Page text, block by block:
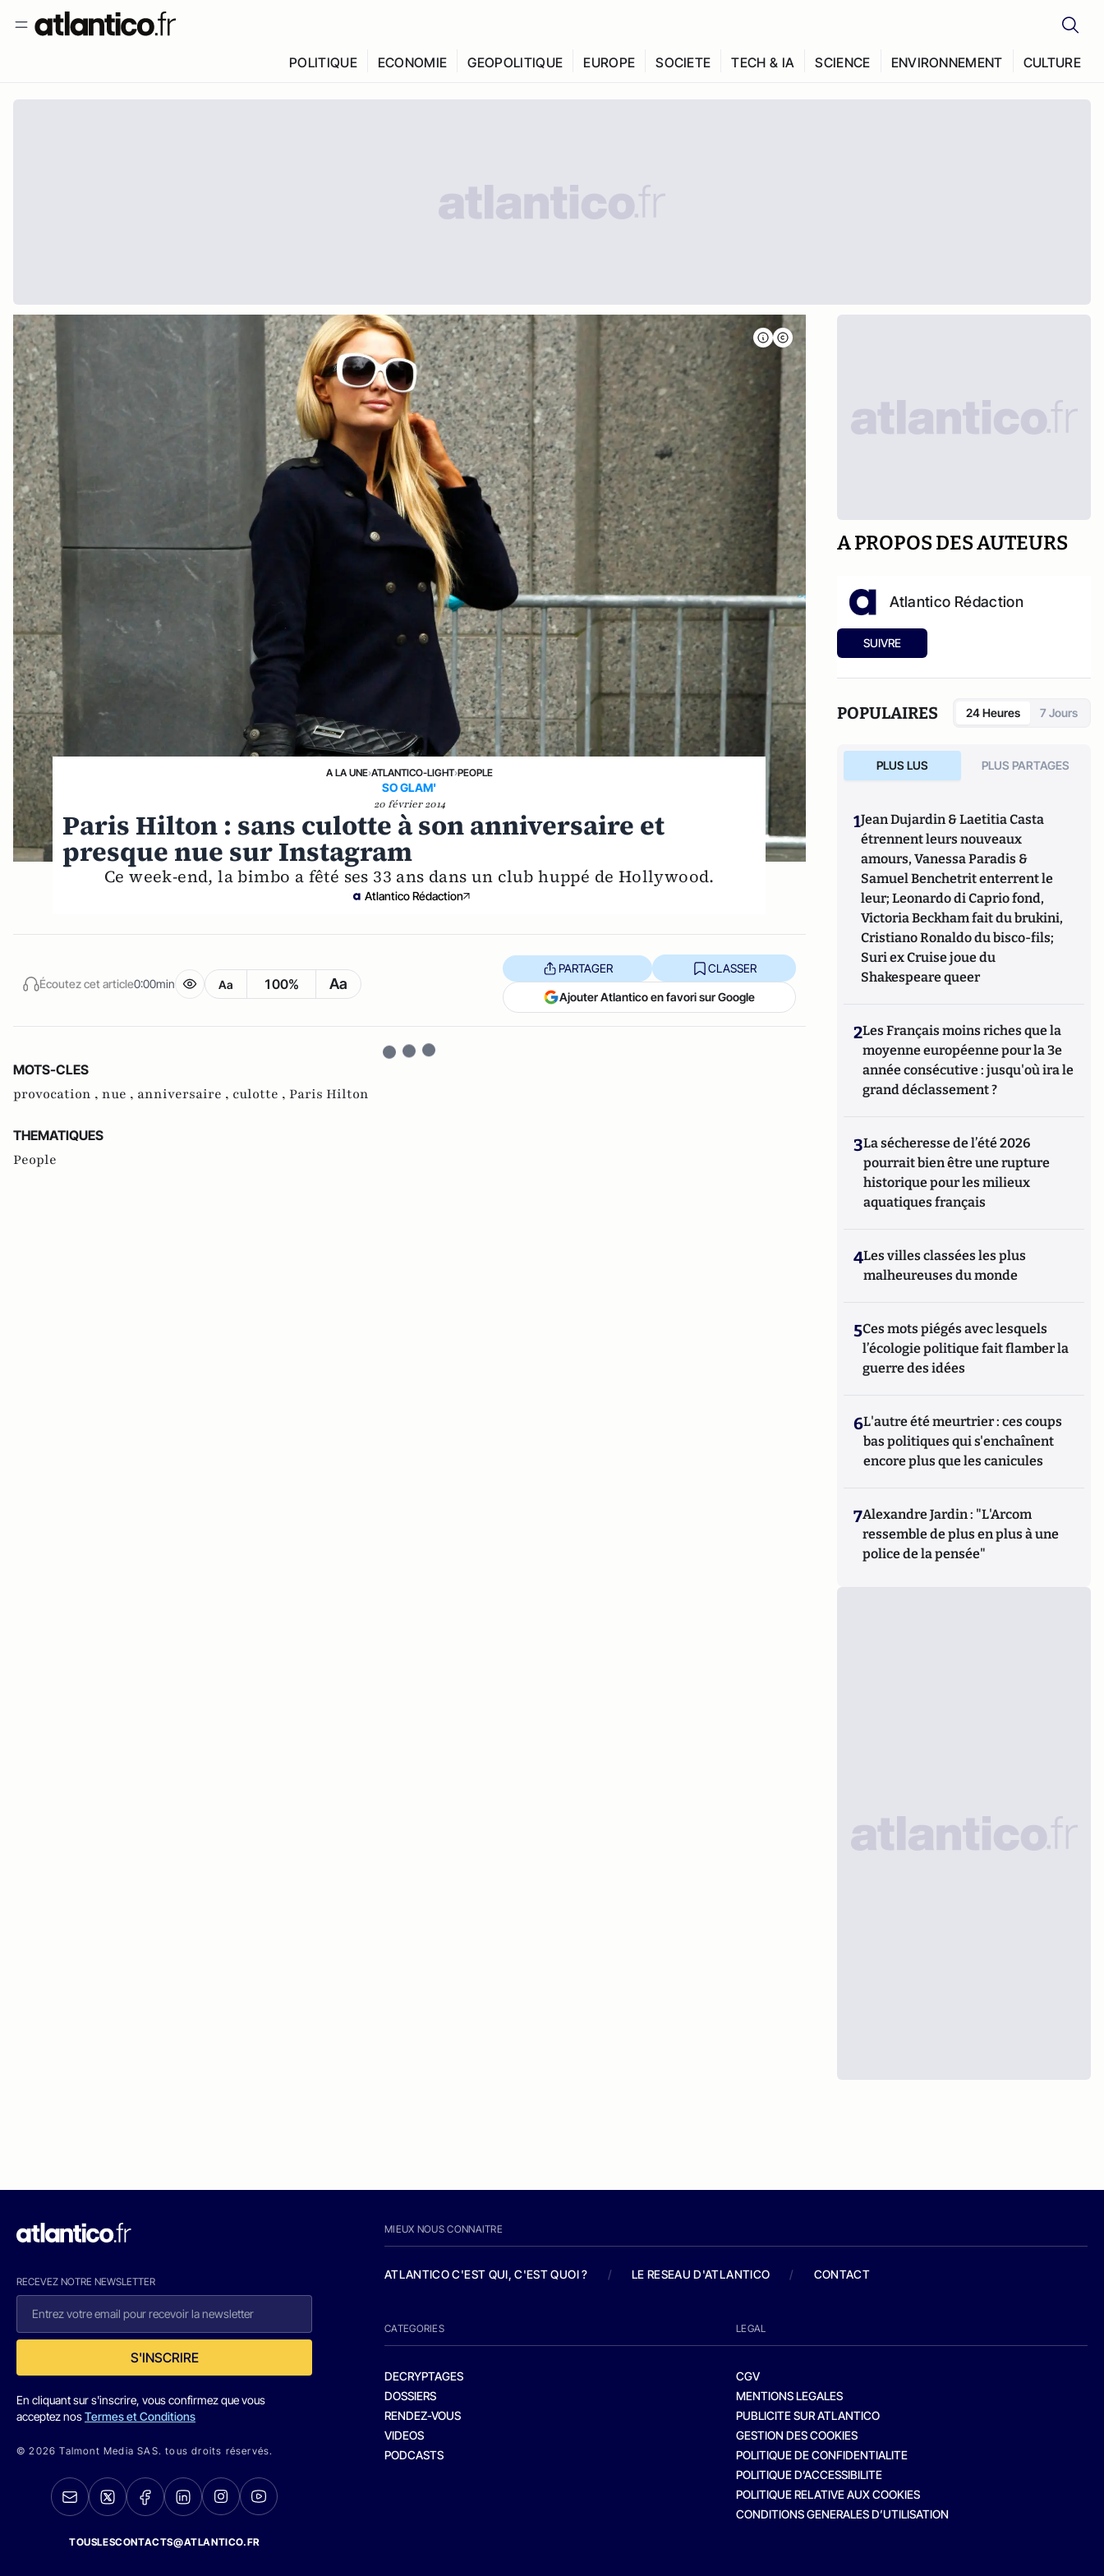
POLITIQUE ECONOMIE GEOPOLITIQUE EUROPE SOCIETE TECH & IA SCIENCE ENVIRONNEMENT CULTURE
A LA UNE›ATLANTICO-LIGHT›PEOPLE
SO GLAM'
20 février 2014
Paris Hilton : sans culotte à son anniversaire et
presque nue sur Instagram
Ce week-end, la bimbo a fêté ses 33 ans dans un club huppé de Hollywood.
Atlantico Rédaction
Écoutez cet article0:00min Aa 100% Aa
PARTAGER CLASSER
Ajouter Atlantico en favori sur Google
MOTS-CLES
provocation , nue , anniversaire , culotte , Paris Hilton
THEMATIQUES
People
A PROPOS DES AUTEURS
Atlantico Rédaction
SUIVRE
POPULAIRES 24 Heures 7 Jours
PLUS LUS PLUS PARTAGES
1Jean Dujardin & Laetitia Casta
étrennent leurs nouveaux
amours, Vanessa Paradis &
Samuel Benchetrit enterrent le
leur; Leonardo di Caprio fond,
Victoria Beckham fait du brukini,
Cristiano Ronaldo du bisco-fils;
Suri ex Cruise joue du
Shakespeare queer
2Les Français moins riches que la
moyenne européenne pour la 3e
année consécutive : jusqu'où ira le
grand déclassement ?
3La sécheresse de l’été 2026
pourrait bien être une rupture
historique pour les milieux
aquatiques français
4Les villes classées les plus
malheureuses du monde
5Ces mots piégés avec lesquels
l’écologie politique fait flamber la
guerre des idées
6L'autre été meurtrier : ces coups
bas politiques qui s'enchaînent
encore plus que les canicules
7Alexandre Jardin : "L'Arcom
ressemble de plus en plus à une
police de la pensée"
RECEVEZ NOTRE NEWSLETTER
S'INSCRIRE
En cliquant sur s'inscrire, vous confirmez que vous
acceptez nosTermes et Conditions
© 2026 Talmont Media SAS. tous droits réservés.
TOUSLESCONTACTS@ATLANTICO.FR
MIEUX NOUS CONNAITRE
ATLANTICO C'EST QUI, C'EST QUOI ? / LE RESEAU D'ATLANTICO / CONTACT
CATEGORIES
DECRYPTAGES
DOSSIERS
RENDEZ-VOUS
VIDEOS
PODCASTS
LEGAL
CGV
MENTIONS LEGALES
PUBLICITE SUR ATLANTICO
GESTION DES COOKIES
POLITIQUE DE CONFIDENTIALITE
POLITIQUE D’ACCESSIBILITE
POLITIQUE RELATIVE AUX COOKIES
CONDITIONS GENERALES D’UTILISATION